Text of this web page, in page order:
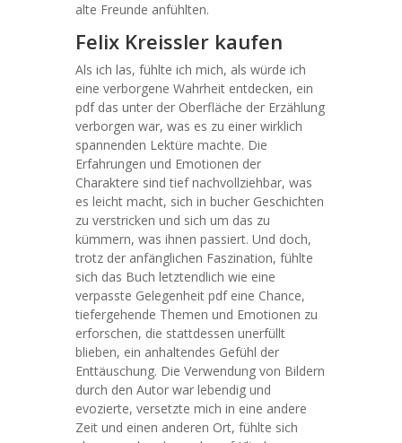
alte Freunde anfühlten.
Felix Kreissler kaufen
Als ich las, fühlte ich mich, als würde ich
eine verborgene Wahrheit entdecken, ein
pdf das unter der Oberfläche der Erzählung
verborgen war, was es zu einer wirklich
spannenden Lektüre machte. Die
Erfahrungen und Emotionen der
Charaktere sind tief nachvollziehbar, was
es leicht macht, sich in bucher Geschichten
zu verstricken und sich um das zu
kümmern, was ihnen passiert. Und doch,
trotz der anfänglichen Faszination, fühlte
sich das Buch letztendlich wie eine
verpasste Gelegenheit pdf eine Chance,
tiefergehende Themen und Emotionen zu
erforschen, die stattdessen unerfüllt
blieben, ein anhaltendes Gefühl der
Enttäuschung. Die Verwendung von Bildern
durch den Autor war lebendig und
evozierte, versetzte mich in eine andere
Zeit und einen anderen Ort, fühlte sich